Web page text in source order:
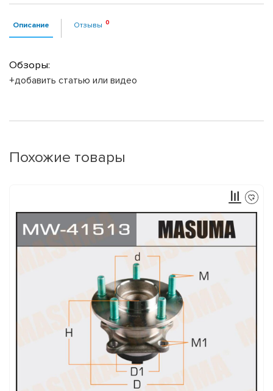
Описание Отзывы
Обзоры:
+добавить статью или видео
Похожие товары